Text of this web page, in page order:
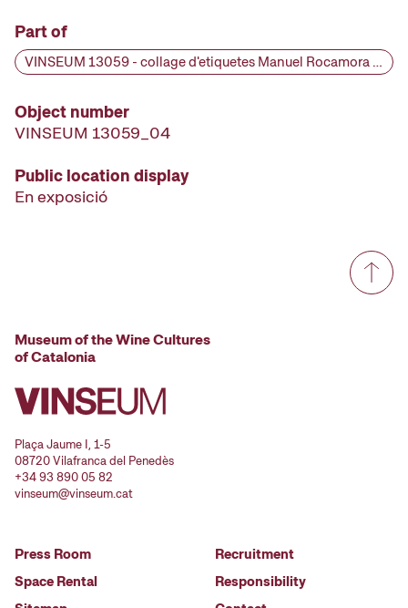
Part of
VINSEUM 13059 - collage d'etiquetes Manuel Rocamora [etiqueta d'ampolla], segle XIX
Object number
VINSEUM 13059_04
Public location display
En exposició
Museum of the Wine Cultures
of Catalonia
Plaça Jaume I, 1-5
08720 Vilafranca del Penedès
+34 93 890 05 82
vinseum@vinseum.cat
Press Room
Space Rental
Recruitment
Responsibility